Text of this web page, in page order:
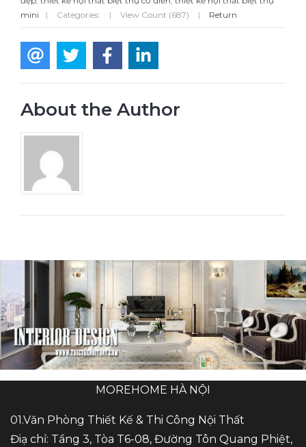
mini
| Categories: | View Count (687) | Return
About the Author
MOREHOME HÀ NỘI
01.Văn Phòng Thiết Kế & Thi Công Nội Thất
Điạ chỉ: Tầng 3, Tòa T6-08, Đường Tôn Quang Phiệt,